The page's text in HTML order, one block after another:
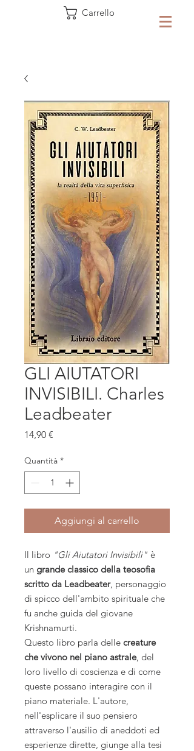
Carrello
GLI AIUTATORI
INVISIBILI. Charles
Leadbeater
14,90 €
Quantità *
Aggiungi al carrello
Il libro "Gli Aiutatori Invisibili" è
un grande classico della teosofia
scritto da Leadbeater, personaggio
di spicco dell'ambito spirituale che
fu anche guida del giovane
Krishnamurti.
Questo libro parla delle creature
che vivono nel piano astrale, del
loro livello di coscienza e di come
queste possano interagire con il
piano materiale. L'autore,
nell'esplicare il suo pensiero
attraverso l'ausilio di aneddoti ed
esperienze dirette, giunge alla tesi